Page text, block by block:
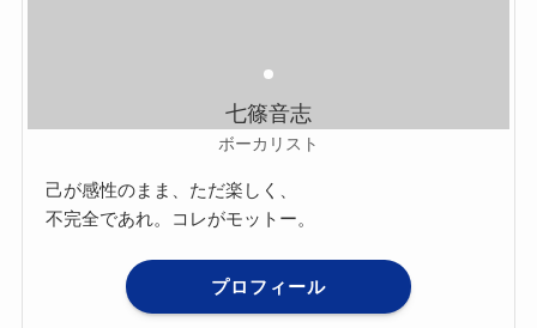
七篠音志
ボーカリスト
己が感性のまま、ただ楽しく、
不完全であれ。コレがモットー。
プロフィール